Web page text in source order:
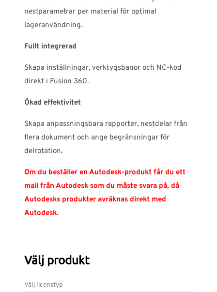
nestparametrar per material för optimal
lageranvändning.
Fullt integrerad
Skapa inställningar, verktygsbanor och NC-kod
direkt i Fusion 360.
Ökad effektivitet
Skapa anpassningsbara rapporter, nestdelar från
flera dokument och ange begränsningar för
delrotation.
Om du beställer en Autodesk-produkt får du ett
mail från Autodesk som du måste svara på, då
Autodesks produkter avräknas direkt med
Autodesk.
Välj produkt
Välj licenstyp